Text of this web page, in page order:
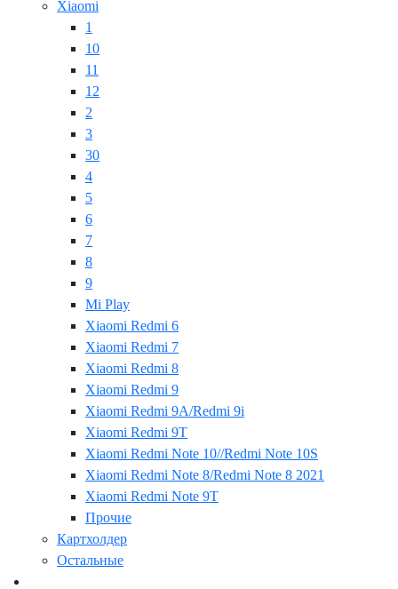
Xiaomi
1
10
11
12
2
3
30
4
5
6
7
8
9
Mi Play
Xiaomi Redmi 6
Xiaomi Redmi 7
Xiaomi Redmi 8
Xiaomi Redmi 9
Xiaomi Redmi 9A/Redmi 9i
Xiaomi Redmi 9T
Xiaomi Redmi Note 10//Redmi Note 10S
Xiaomi Redmi Note 8/Redmi Note 8 2021
Xiaomi Redmi Note 9T
Прочие
Картхолдер
Остальные